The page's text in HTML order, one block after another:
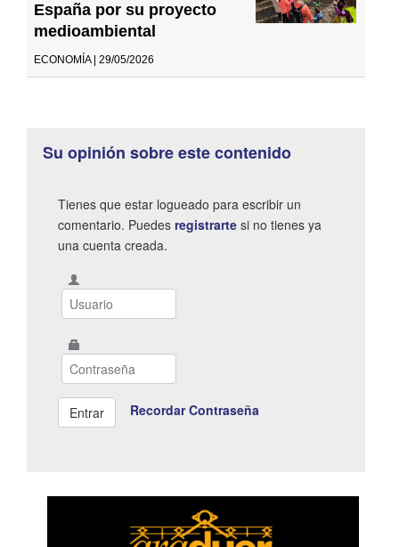
España por su proyecto
medioambiental
ECONOMÍA | 29/05/2026
Su opinión sobre este contenido
Tienes que estar logueado para escribir un
comentario. Puedes registrarte si no tienes ya
una cuenta creada.
Recordar Contraseña